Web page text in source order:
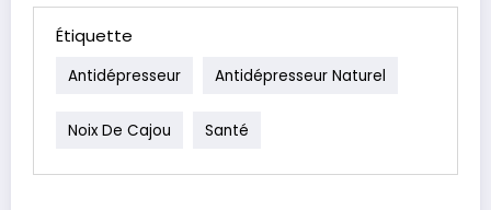
Étiquette
Antidépresseur Antidépresseur Naturel
Noix De Cajou Santé